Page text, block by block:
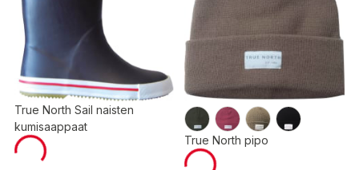
True North Sail naisten
kumisaappaat
True North pipo